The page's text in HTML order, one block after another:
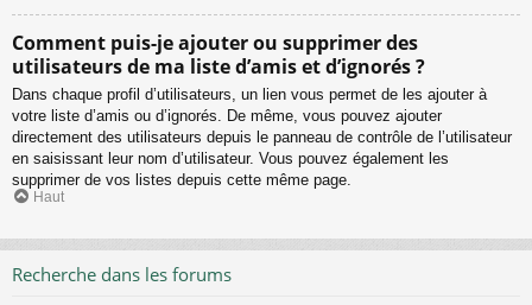
Comment puis-je ajouter ou supprimer des
utilisateurs de ma liste d’amis et d’ignorés ?
Dans chaque profil d’utilisateurs, un lien vous permet de les ajouter à
votre liste d’amis ou d’ignorés. De même, vous pouvez ajouter
directement des utilisateurs depuis le panneau de contrôle de l’utilisateur
en saisissant leur nom d’utilisateur. Vous pouvez également les
supprimer de vos listes depuis cette même page.
Haut
Recherche dans les forums